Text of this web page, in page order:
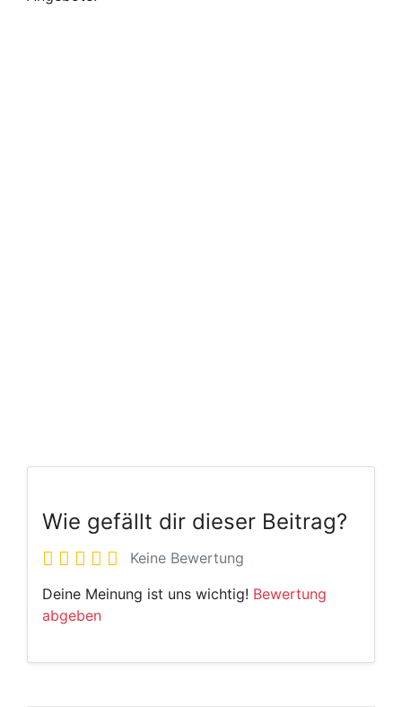
Wie gefällt dir dieser Beitrag?
Keine Bewertung
Deine Meinung ist uns wichtig! Bewertung
abgeben